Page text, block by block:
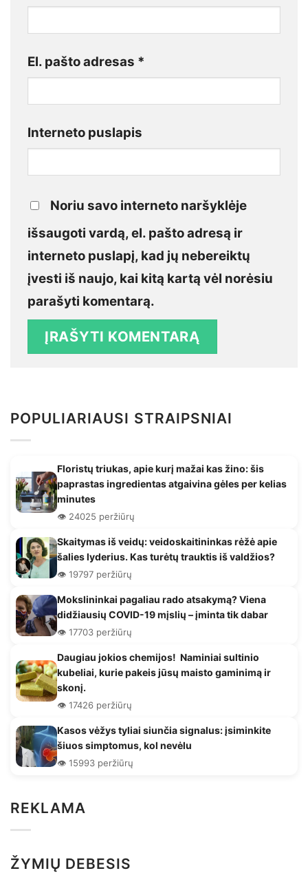
El. pašto adresas *
Interneto puslapis
Noriu savo interneto naršyklėje
išsaugoti vardą, el. pašto adresą ir
interneto puslapį, kad jų nebereiktų
įvesti iš naujo, kai kitą kartą vėl norėsiu
parašyti komentarą.
POPULIARIAUSI STRAIPSNIAI
Floristų triukas, apie kurį mažai kas žino: šis
paprastas ingredientas atgaivina gėles per kelias
minutes
👁️ 24025 peržiūrų
Skaitymas iš veidų: veidoskaitininkas rėžė apie
šalies lyderius. Kas turėtų trauktis iš valdžios?
👁️ 19797 peržiūrų
Mokslininkai pagaliau rado atsakymą? Viena
didžiausių COVID-19 mįslių – įminta tik dabar
👁️ 17703 peržiūrų
Daugiau jokios chemijos! Naminiai sultinio
kubeliai, kurie pakeis jūsų maisto gaminimą ir
skonį.
👁️ 17426 peržiūrų
Kasos vėžys tyliai siunčia signalus: įsiminkite
šiuos simptomus, kol nevėlu
👁️ 15993 peržiūrų
REKLAMA
ŽYMIŲ DEBESIS